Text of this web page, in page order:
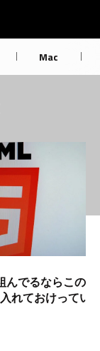
Mac
んでるならこの
れておけってい